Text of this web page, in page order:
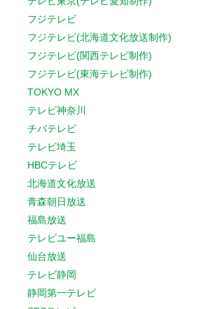
フジテレビ
フジテレビ(北海道文化放送制作)
フジテレビ(関西テレビ制作)
フジテレビ(東海テレビ制作)
TOKYO MX
テレビ神奈川
チバテレビ
テレビ埼玉
HBCテレビ
北海道文化放送
青森朝日放送
福島放送
テレビユー福島
仙台放送
テレビ静岡
静岡第一テレビ